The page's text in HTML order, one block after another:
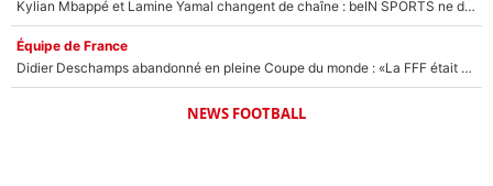
Kylian Mbappé et Lamine Yamal changent de chaîne : beIN SPORTS ne digère pas cette décision historique et prédit un fiasco pour la Liga
Équipe de France
Didier Deschamps abandonné en pleine Coupe du monde : «La FFF était déjà passée à Zinedine Zidane»
NEWS FOOTBALL